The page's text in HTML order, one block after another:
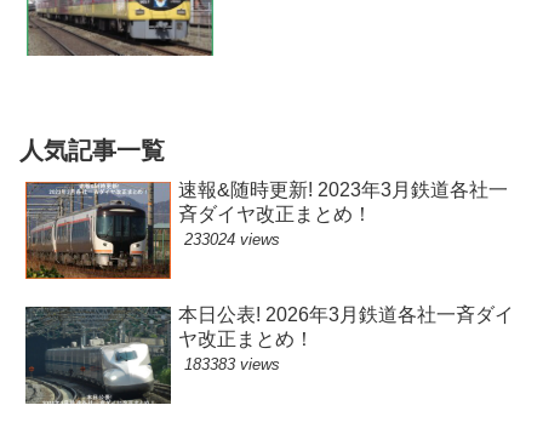
人気記事一覧
速報&随時更新! 2023年3月鉄道各社一
斉ダイヤ改正まとめ！
233024 views
本日公表! 2026年3月鉄道各社一斉ダイ
ヤ改正まとめ！
183383 views